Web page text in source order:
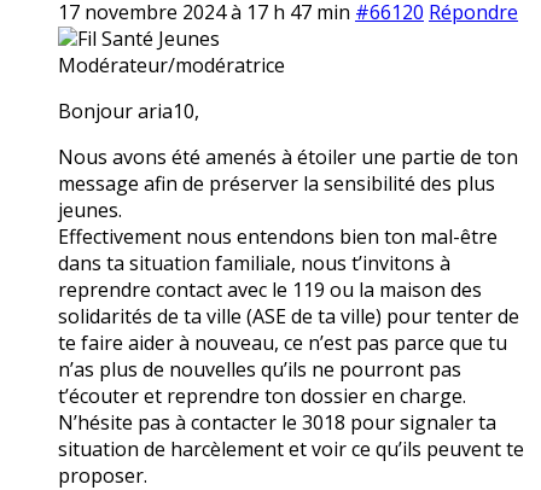
17 novembre 2024 à 17 h 47 min #66120 Répondre
Fil Santé Jeunes
Modérateur/modératrice
Bonjour aria10,
Nous avons été amenés à étoiler une partie de ton
message afin de préserver la sensibilité des plus
jeunes.
Effectivement nous entendons bien ton mal-être
dans ta situation familiale, nous t’invitons à
reprendre contact avec le 119 ou la maison des
solidarités de ta ville (ASE de ta ville) pour tenter de
te faire aider à nouveau, ce n’est pas parce que tu
n’as plus de nouvelles qu’ils ne pourront pas
t’écouter et reprendre ton dossier en charge.
N’hésite pas à contacter le 3018 pour signaler ta
situation de harcèlement et voir ce qu’ils peuvent te
proposer.